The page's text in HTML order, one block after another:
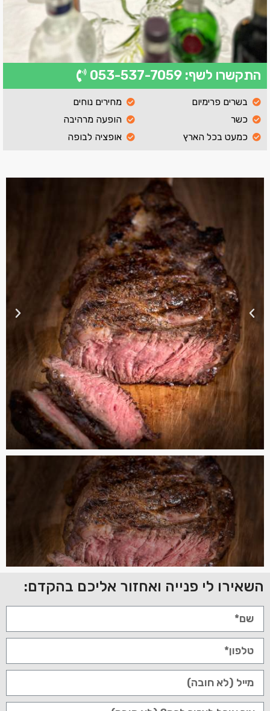
התקשרו לשף: 053-537-7059
בשרים פרימיום
כשר
כמעט בכל הארץ
מחירים נוחים
הופעה מרהיבה
אופציה לבופה
השאירו לי פנייה ואחזור אליכם בהקדם: